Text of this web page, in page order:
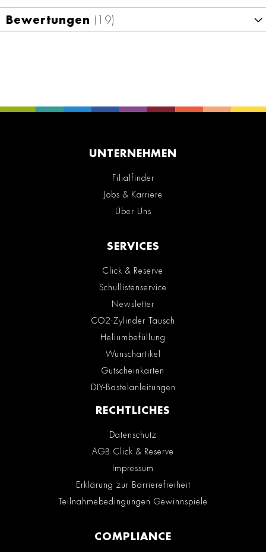
Bewertungen 19
UNTERNEHMEN
Filialfinder
Jobs & Karriere
Über Uns
SERVICES
Click & Reserve
Schullistenservice
Newsletter
CO2-Zylinder Tausch
Heliumbefüllung
Wunschartikel
Gutscheinkarten
DIY-Bastelanleitungen
RECHTLICHES
Datenschutz
AGB Click & Reserve
Impressum
Erklärung zur Barrierefreiheit
Teilnahmebedingungen Gewinnspiele
COMPLIANCE